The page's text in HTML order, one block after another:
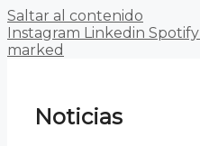
Saltar al contenido
Instagram Linkedin Spotify
marked
Noticias